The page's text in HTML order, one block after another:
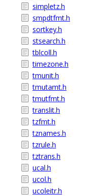
simpletz.h
smpdtfmt.h
sortkey.h
stsearch.h
tblcoll.h
timezone.h
tmunit.h
tmutamt.h
tmutfmt.h
translit.h
tzfmt.h
tznames.h
tzrule.h
tztrans.h
ucal.h
ucol.h
ucoleitr.h